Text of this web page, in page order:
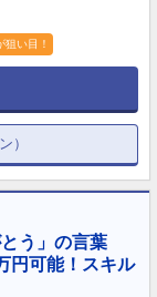
狙い目！
）
う」の言葉
円可能！スキル